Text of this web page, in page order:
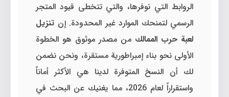
الروابط التي نوفرها، والتي تتخطى قيود المتجر
الرسمي لتمنحك الموارد غير المحدودة. إن تنزيل
لعبة حرب الممالك من مصدر موثوق هو الخطوة
الأولى نحو بناء إمبراطورية مستقرة، ونحن نضمن
لك أن النسخ المتوفرة لدينا هي الأكثر أماناً
واستقراراً لعام 2026، مما يغنيك عن البحث في